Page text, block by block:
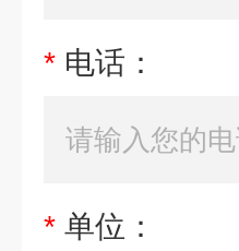
* 电话：
* 单位：